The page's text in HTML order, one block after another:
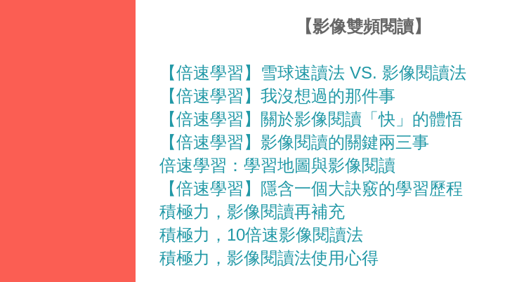
【影像雙頻閱讀】
【倍速學習】雪球速讀法 VS. 影像閱讀法
【倍速學習】我沒想過的那件事
【倍速學習】關於影像閱讀「快」的體悟
【倍速學習】影像閱讀的關鍵兩三事
倍速學習：學習地圖與影像閱讀
【倍速學習】隱含一個大訣竅的學習歷程
積極力，影像閱讀再補充
積極力，10倍速影像閱讀法
積極力，影像閱讀法使用心得